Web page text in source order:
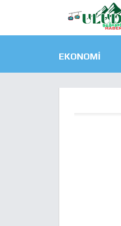
EKONOMI